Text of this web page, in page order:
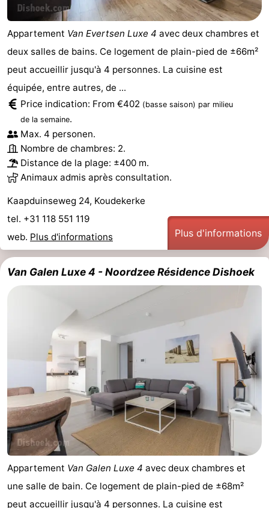
Zwin
Appartement Van Evertsen Luxe 4 avec deux chambres et
deux salles de bains. Ce logement de plain-pied de ±66m²
peut accueillir jusqu'à 4 personnes. La cuisine est
équipée, entre autres, de ...
Price indication: From €402 (basse saison) par milieu
de la semaine.
Max. 4 personen.
Nombre de chambres: 2.
Distance de la plage: ±400 m.
Animaux admis après consultation.
Kaapduinseweg 24, Koudekerke
tel. +31 118 551 119
web. Plus d'informations Plus d'informations
Van Galen Luxe 4 - Noordzee Résidence Dishoek
Appartement Van Galen Luxe 4 avec deux chambres et
une salle de bain. Ce logement de plain-pied de ±68m²
peut accueillir jusqu'à 4 personnes. La cuisine est